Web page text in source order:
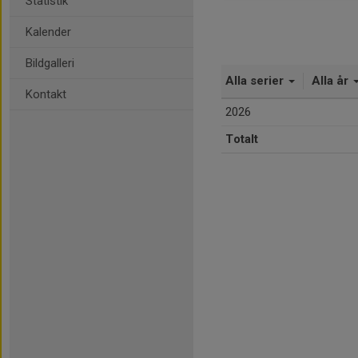
Kalender
Bildgalleri
Kontakt
Alla serier Alla år
2026
Totalt